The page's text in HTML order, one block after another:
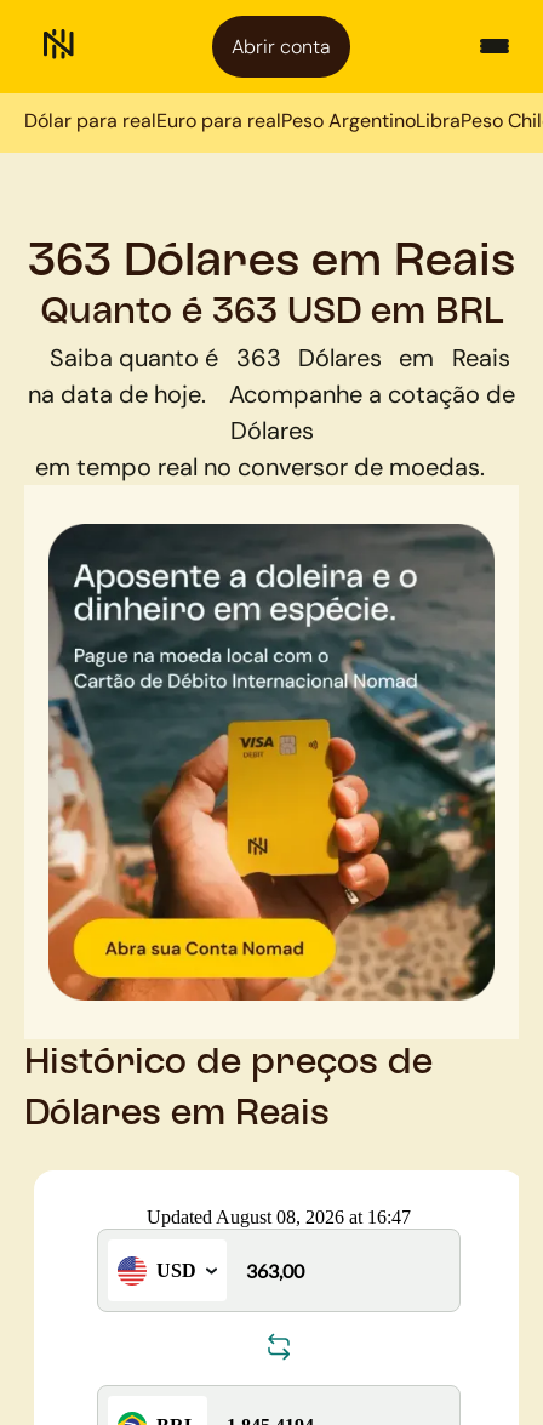
Abrir conta
Dólar para realEuro para realPeso ArgentinoLibraPeso
363 Dólares em Reais
Quanto é 363 USD em BRL
Saiba quanto é 363 Dólares em
Reais
na data de hoje.
Acompanhe a cotação de
Dólares
em tempo real no conversor de moedas.
Histórico de preços de
Dólares em Reais